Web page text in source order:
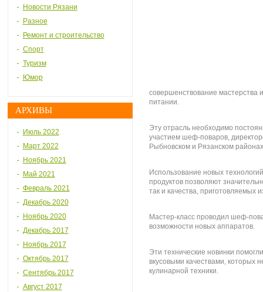
Новости Рязани
Разное
Ремонт и строительство
Спорт
Туризм
Юмор
АРХИВЫ
Июль 2022
Март 2022
Ноябрь 2021
Май 2021
Февраль 2021
Декабрь 2020
Ноябрь 2020
Декабрь 2017
Ноябрь 2017
Октябрь 2017
Сентябрь 2017
Август 2017
совершенствование
питании.
Эту отрасль необходимо
участием шеф-поваров,
Рыбновском и Рязанском
Использование новых
продуктов позволяют
так и качества, приготовляемых
Мастер-класс проводил шеф-
возможности новых аппаратов.
Эти технические новинки
вкусовыми качествами, которых
кулинарной техники.